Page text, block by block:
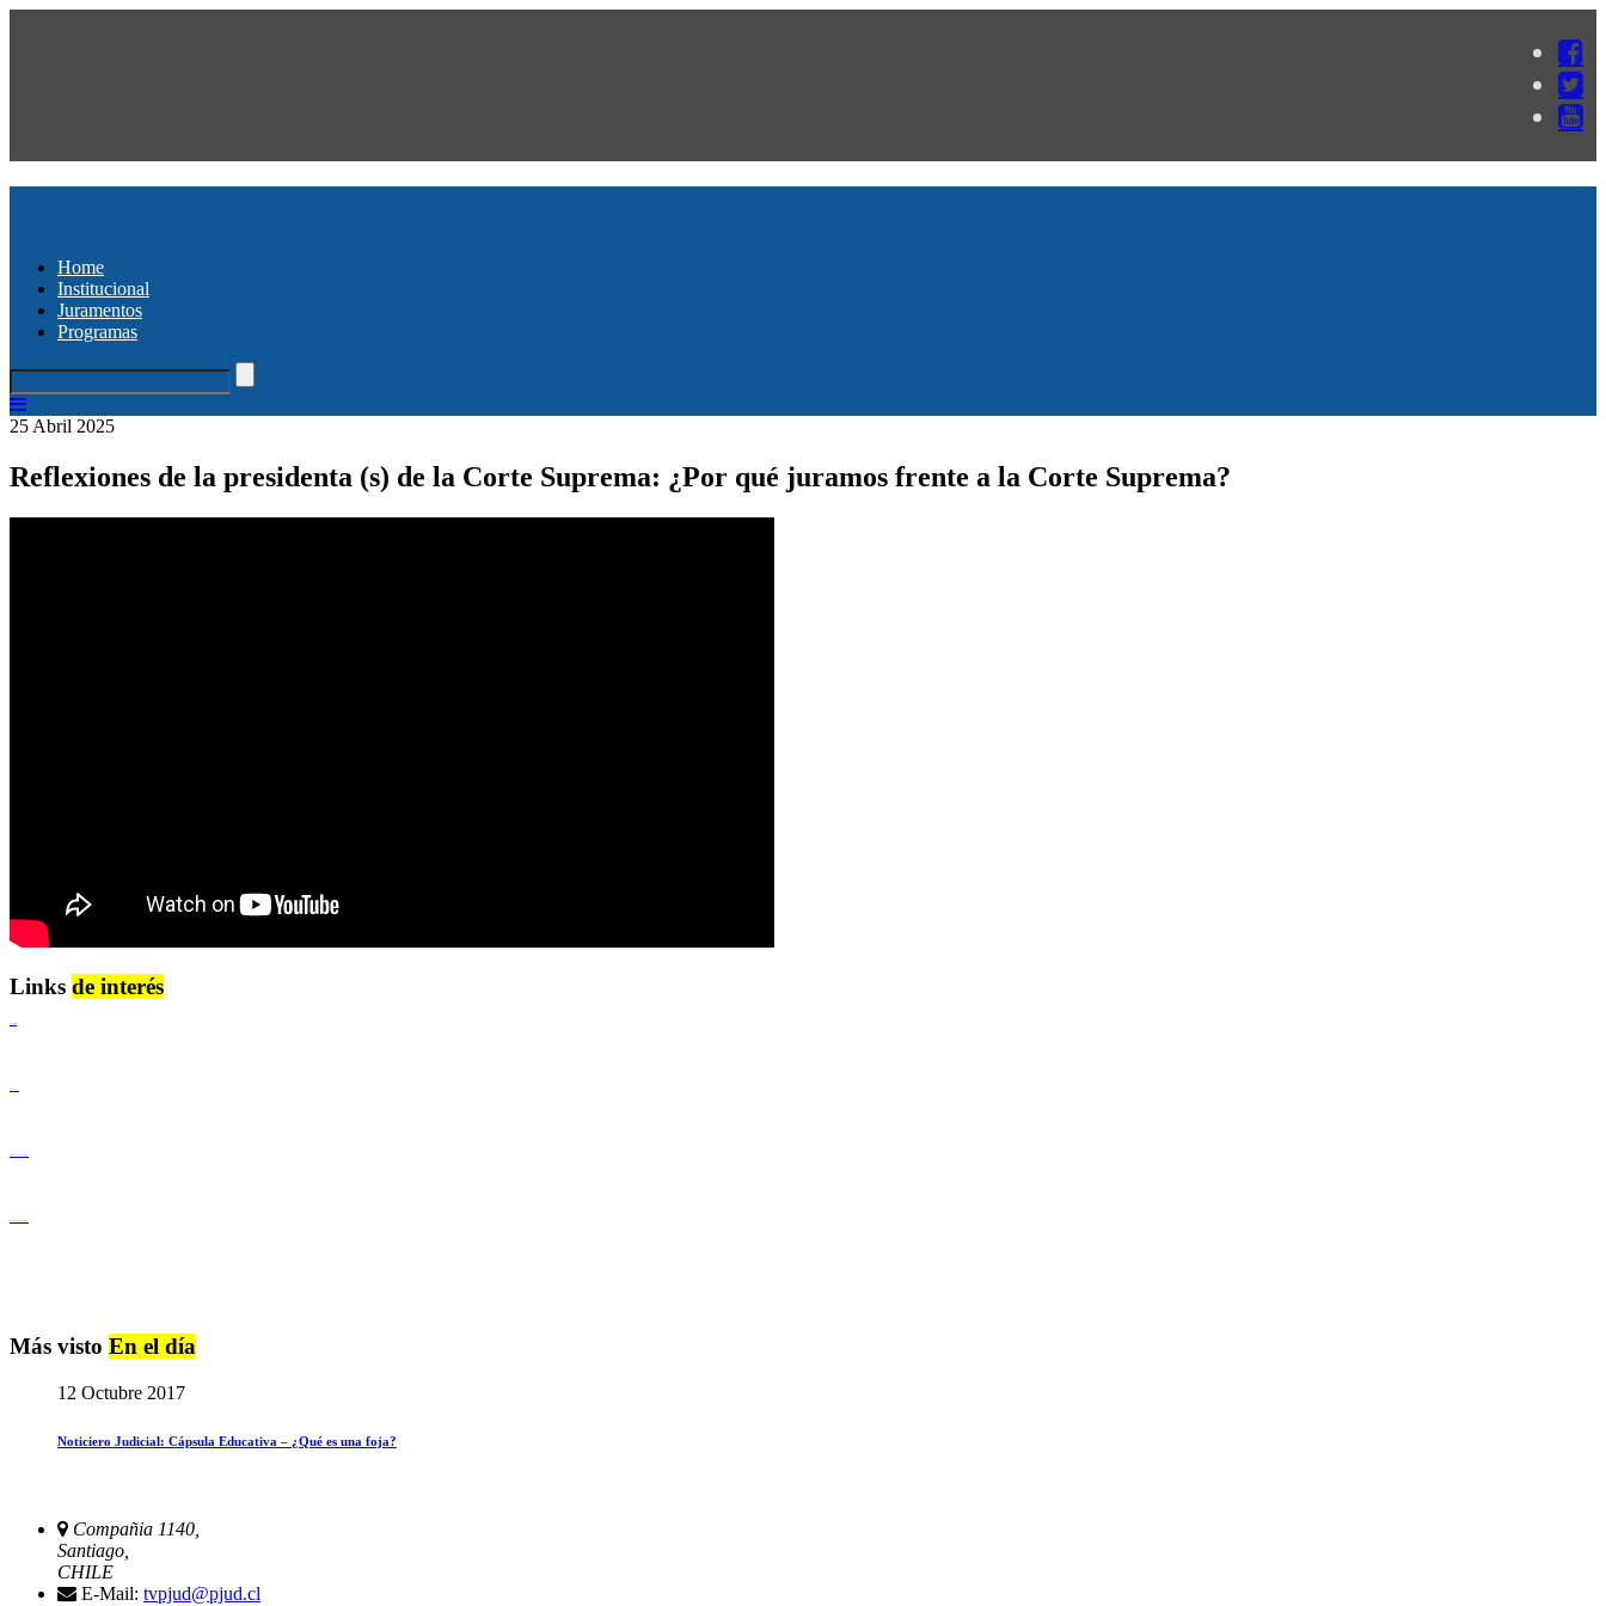
Home
Institucional
Juramentos
Programas
25 Abril 2025
Reflexiones de la presidenta (s) de la Corte Suprema: ¿Por qué juramos frente a la Corte Suprema?
Links de interés
Más visto En el día
12 Octubre 2017
Noticiero Judicial: Cápsula Educativa – ¿Qué es una foja?
Compañia 1140,
Santiago,
CHILE
E-Mail: tvpjud@pjud.cl